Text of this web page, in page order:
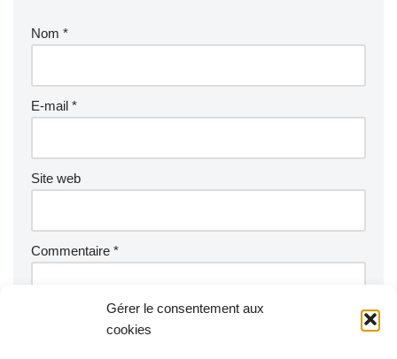
Gérer le consentement aux
cookies
Nom *
E-mail *
Site web
Commentaire *